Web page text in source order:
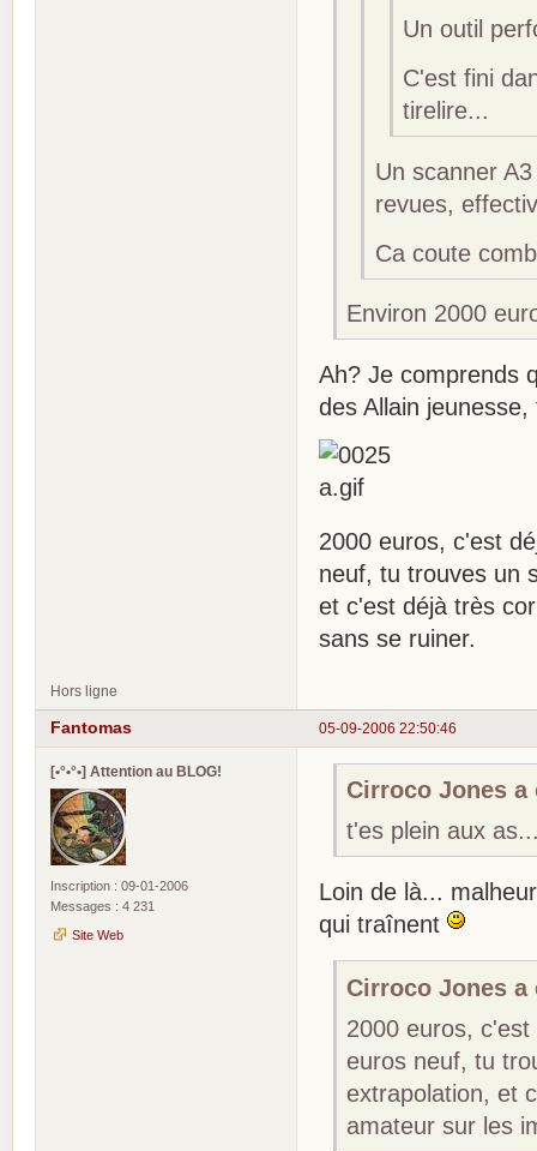
Un outil
C'est fini
tirelire...
Un scanner
revues,
Ca coute
Environ 2000
Ah? Je comprends
des Allain
2000 euros, c'est
neuf, tu trouves un
et c'est déjà très
sans se ruiner.
Hors ligne
05-09-2006 22:50:46
Fantomas
[•°•°•] Attention au BLOG!
Inscription : 09-01-2006
Messages : 4 231
Site Web
Cirroco Jones a
t'es plein aux
Loin de là...
qui traînent
Cirroco Jones a
2000 euros,
euros neuf, tu
extrapolation, et
amateur sur les